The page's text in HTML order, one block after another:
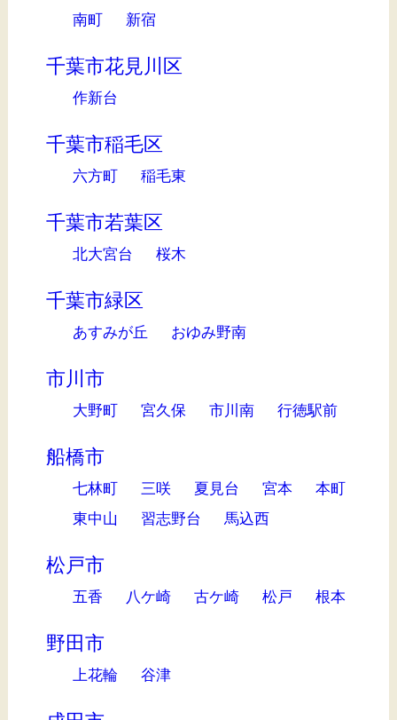
南町 新宿
千葉市花見川区
作新台
千葉市稲毛区
六方町 稲毛東
千葉市若葉区
北大宮台 桜木
千葉市緑区
あすみが丘 おゆみ野南
市川市
大野町 宮久保 市川南 行徳駅前
船橋市
七林町 三咲 夏見台 宮本
本町
東中山
習志野台 馬込西
松戸市
五香 八ケ崎 古ケ崎 松戸 根本
野田市
上花輪 谷津